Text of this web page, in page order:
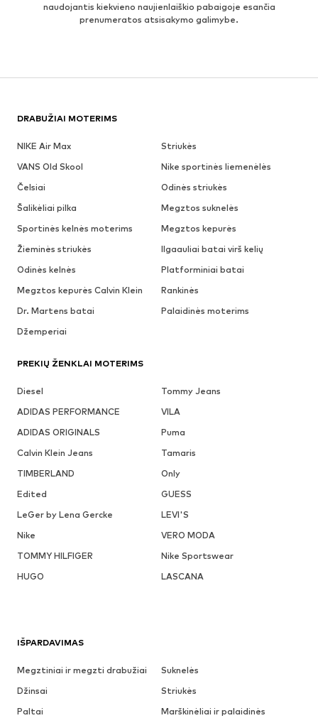
naudojantis kiekvieno naujienlaiškio pabaigoje esančia
prenumeratos atsisakymo galimybe.
DRABUŽIAI MOTERIMS
NIKE Air Max
Striukės
VANS Old Skool
Nike sportinės liemenėlės
Čelsiai
Odinės striukės
Šalikėliai pilka
Megztos suknelės
Sportinės kelnės moterims
Megztos kepurės
Žieminės striukės
Ilgaauliai batai virš kelių
Odinės kelnės
Platforminiai batai
Megztos kepurės Calvin Klein
Rankinės
Dr. Martens batai
Palaidinės moterims
Džemperiai
PREKIŲ ŽENKLAI MOTERIMS
Diesel
Tommy Jeans
ADIDAS PERFORMANCE
VILA
ADIDAS ORIGINALS
Puma
Calvin Klein Jeans
Tamaris
TIMBERLAND
Only
Edited
GUESS
LeGer by Lena Gercke
LEVI'S
Nike
VERO MODA
TOMMY HILFIGER
Nike Sportswear
HUGO
LASCANA
IŠPARDAVIMAS
Megztiniai ir megzti drabužiai
Suknelės
Džinsai
Striukės
Paltai
Marškinėliai ir palaidinės